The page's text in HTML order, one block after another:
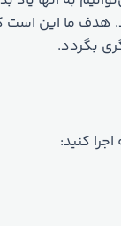
هدف ما این
بگردد.
کنید: